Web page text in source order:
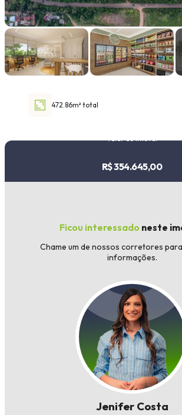
Faixa de valor
30.000,00até
472.86m² total
R$ 354.645,00
Ficou interessado neste
Chame um de nossos corretores
informações.
Jenifer Costa